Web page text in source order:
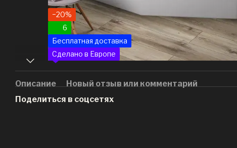
−20%
6
Бесплатная доставка
Сделано в Европе
Описание
Новый отзыв или комментарий
Поделиться в соцсетях